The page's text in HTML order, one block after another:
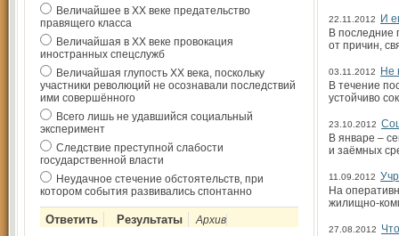
Величайшее в ХХ веке предательство
правящего класса
Величайшая в ХХ веке провокация
иностранных спецслужб
Величайшая глупость ХХ века, поскольку
участники революций не осознавали последствий
ими совершённого
Всего лишь не удавшийся социальный
эксперимент
Следствие преступной слабости
государственной власти
Неудачное стечение обстоятельств, при
котором события развивались спонтанно
Архив
22.11.2012
И
В последние
от причин,
03.11.2012
Не
В течение
устойчиво
23.10.2012
В январе –
и заёмных
11.09.2012
На
жилищно-
27.08.2012